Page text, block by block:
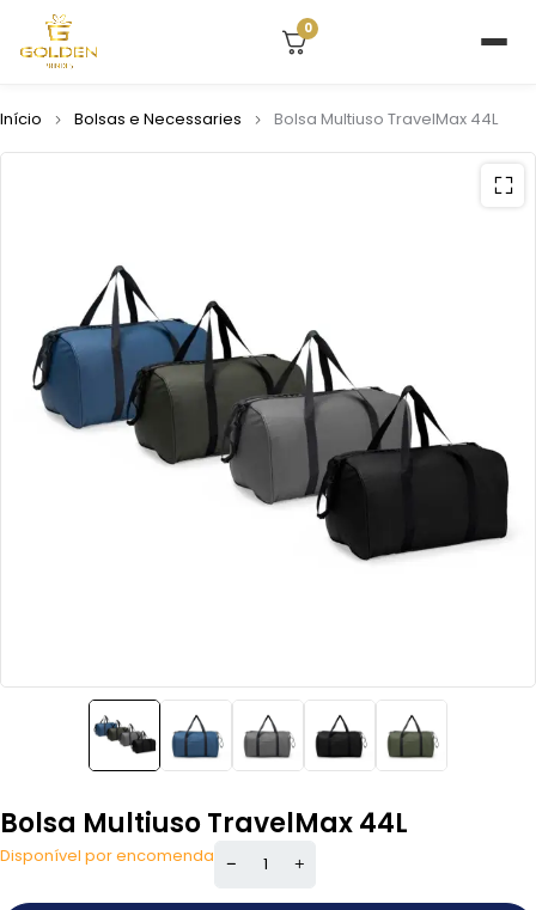
0
Início Bolsas e Necessaries Bolsa Multiuso TravelMax 44L
Bolsa Multiuso TravelMax 44L
Disponível por encomenda